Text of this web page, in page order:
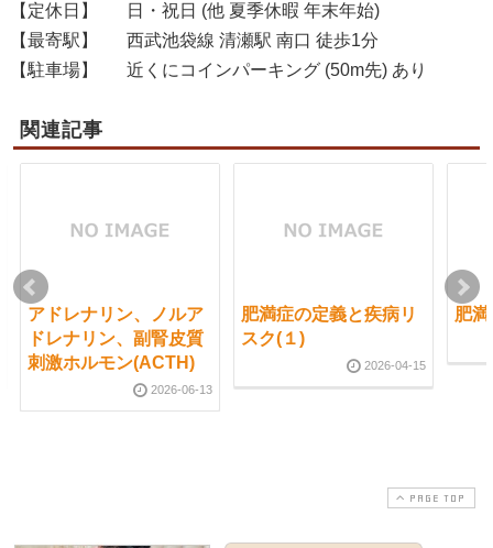
【定休日】
日・祝日 (他 夏季休暇 年末年始)
【最寄駅】
西武池袋線 清瀬駅 南口 徒歩1分
【駐車場】
近くにコインパーキング (50m先) あり
関連記事
アドレナリン、ノルア
ドレナリン、副腎皮質
刺激ホルモン(ACTH)
2026-06-13
肥満症の定義と疾病リ
スク(１)
2026-04-15
肥
PAGE TOP